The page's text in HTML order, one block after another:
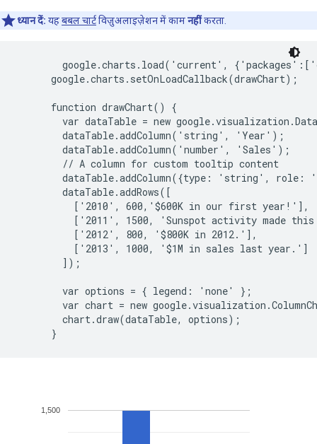
ध्यान दें: यहबबल चार्टविज़ुअलाइज़ेशन में कामनहींकरता.
google.charts.load('current',
      google.charts.setOnLoadCallback(drawChart);
      function drawChart() {
var dataTable = new
        dataTable.addColumn('string', 'Year');
        dataTable.addColumn('number', 'Sales');
        // A column for custom tooltip content
dataTable.addColumn({type: 'string', role:
        dataTable.addRows([
          ['2010', 600,'$600K in our first year!'],
['2011', 1500, 'Sunspot activity made
          ['2012', 800, '$800K in 2012.'],
          ['2013', 1000, '$1M in sales last year.']
        ]);
        var options = { legend: 'none' };
var chart = new
        chart.draw(dataTable, options);